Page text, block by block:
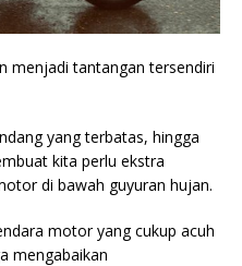
menjadi tantangan tersendiri
yang terbatas, hingga
kita perlu ekstra
di bawah guyuran hujan.
motor yang cukup acuh
mengabaikan